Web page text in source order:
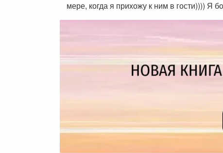
мере, когда я прихожу к ним в гости)))) Я